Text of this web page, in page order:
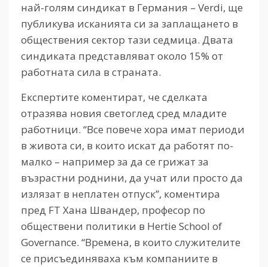
най-голям синдикат в Германия – Verdi, ще
публикува исканията си за заплащането в
обществения сектор тази седмица. Двата
синдиката представляват около 15% от
работната сила в страната.
Експертите коментират, че сделката
отразява новия светоглед сред младите
работници. “Все повече хора имат периоди
в живота си, в които искат да работят по-
малко – например за да се грижат за
възрастни роднини, да учат или просто да
излязат в неплатен отпуск”, коментира
пред FT Хана Швандер, професор по
обществени политики в Hertie School of
Governance. “Времена, в които служителите
се присъединяваха към компаниите в